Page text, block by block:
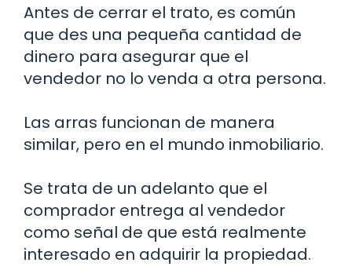
Antes de cerrar el trato, es común
que des una pequeña cantidad de
dinero para asegurar que el
vendedor no lo venda a otra persona.
Las arras funcionan de manera
similar, pero en el mundo inmobiliario.
Se trata de un adelanto que el
comprador entrega al vendedor
como señal de que está realmente
interesado en adquirir la propiedad.